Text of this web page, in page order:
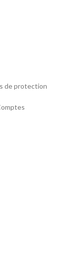
de protection